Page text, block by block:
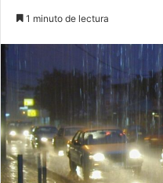
1 minuto de lectura